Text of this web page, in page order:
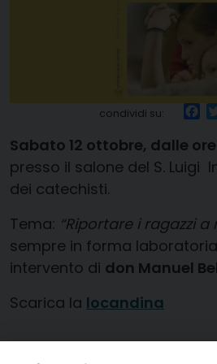
condividi su:
Sabato 12 ottobre, dalle ore
presso il salone del S. Luigi
dei catechisti.
Tema: “Riportare i ragazzi a
sempre in forma
intervento di don Manuel
Scarica la locandina